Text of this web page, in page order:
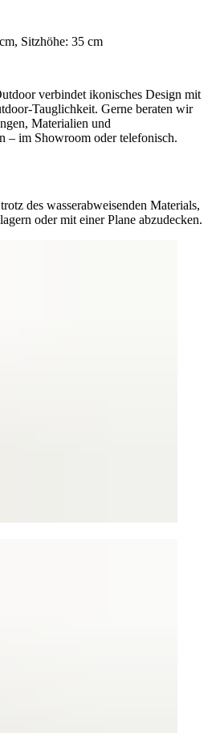
Sitzhöhe: 35 cm
verbindet ikonisches Design mit
Tauglichkeit. Gerne beraten wir
Materialien und
– im Showroom oder telefonisch.
des wasserabweisenden Materials,
oder mit einer Plane abzudecken.